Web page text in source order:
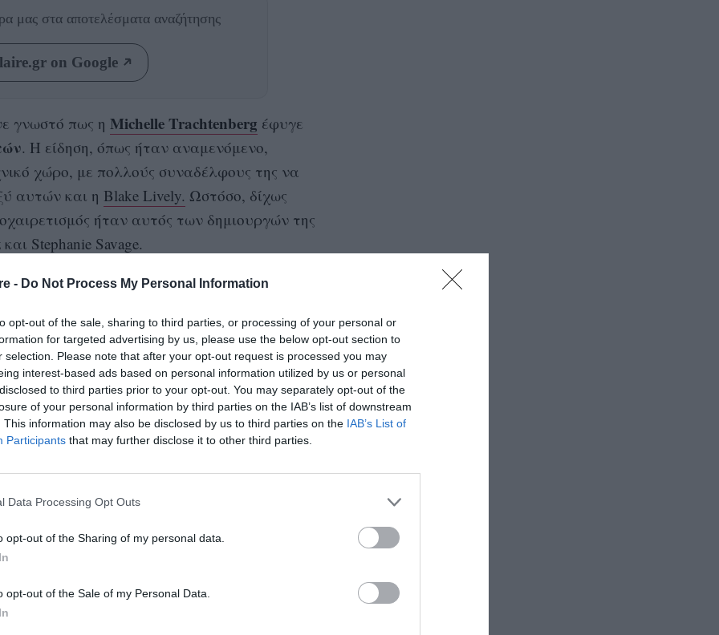
- Do Not Process My Personal Information
opt-out of the sale, sharing to third parties, or processing of your personal or
for targeted advertising by us, please use the below opt-out section to
selection. Please note that after your opt-out request is processed you may
interest-based ads based on personal information utilized by us or personal
to third parties prior to your opt-out. You may separately opt-out of the
of your personal information by third parties on the IAB’s list of downstream
This information may also be disclosed by us to third parties on the IAB’s List of
Participants that may further disclose it to other third parties.
Data Processing Opt Outs
opt-out of the Sharing of my personal data.
opt-out of the Sale of my Personal Data.
μας στα αποτελέσματα αναζήτησης
on Google
γνωστό πως ηMichelle Trachtenberg έφυγε
. Η είδηση, όπως ήταν αναμενόμενο,
χώρο, με πολλούς συναδέλφους της να
αυτών και η Blake Lively. Ωστόσο, δίχως
ήταν αυτός των δημιουργών της
Stephanie Savage.
είδηση του θανάτου της Michelle.Η Michelle
των θαυμαστών και εξελίχθηκε από
χαρακτήρα.Ήταν απολαυστική στο
σκέψεις μας είναι με την οικογένειά της»,
το Today.